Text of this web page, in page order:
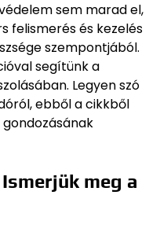
sem marad el,
felismerés és kezelés
szempontjából.
segítünk a
Legyen szó
ebből a cikkből
meg a